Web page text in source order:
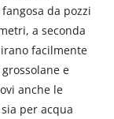
da pozzi
a seconda
facilmente
e
anche le
per acqua